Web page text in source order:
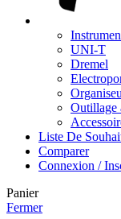
UNI-T
Dremel
Outillage
Liste De
Comparer
Connexion /
Panier
Fermer